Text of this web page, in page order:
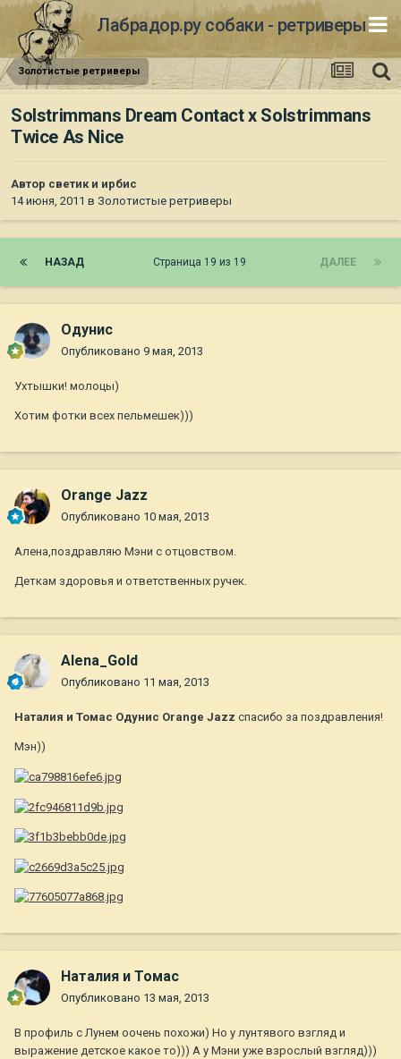
Лабрадор.ру собаки - ретриверы
Золотистые ретриверы
Solstrimmans Dream Contact х Solstrimmans
Twiсe As Nice
Автор светик и ирбис
14 июня, 2011 в Золотистые ретриверы
НАЗАД ДАЛЕЕ
Страница 19 из 19
Одунис
Опубликовано 9 мая, 2013
Ухтышки! молоцы)
Хотим фотки всех пельмешек)))
Orange Jazz
Опубликовано 10 мая, 2013
Алена,поздравляю Мэни с отцовством.
Деткам здоровья и ответственных ручек.
Alena_Gold
Опубликовано 11 мая, 2013
Наталия и Томас Одунис Orange Jazz спасибо за поздравления!
Мэн))
Наталия и Томас
Опубликовано 13 мая, 2013
В профиль с Лунем оочень похожи) Но у лунтявого взгляд и
выражение детское какое то))) А у Мэни уже взрослый взгляд)))